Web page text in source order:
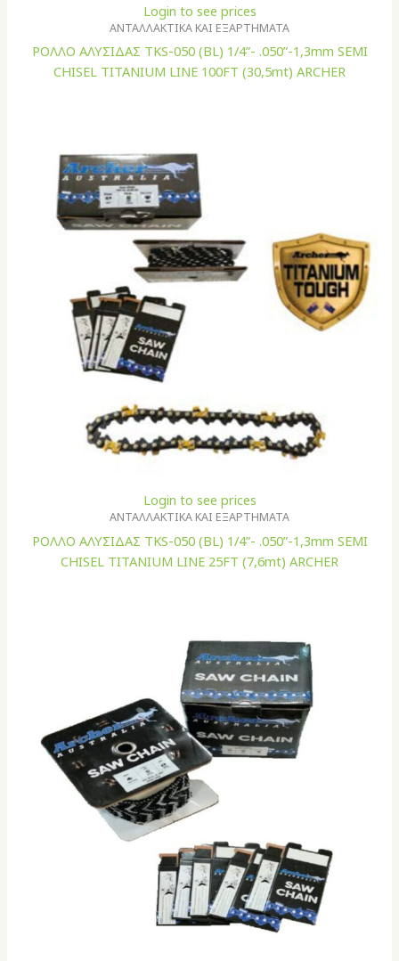
Login to see prices
ΑΝΤΑΛΛΑΚΤΙΚΑ ΚΑΙ ΕΞΑΡΤΗΜΑΤΑ
ΡΟΛΛΟ ΑΛΥΣΙΔΑΣ TKS-050 (BL) 1/4”- .050”-1,3mm SEMI
CHISEL TITANIUM LINE 100FT (30,5mt) ARCHER
Login to see prices
ΑΝΤΑΛΛΑΚΤΙΚΑ ΚΑΙ ΕΞΑΡΤΗΜΑΤΑ
ΡΟΛΛΟ ΑΛΥΣΙΔΑΣ TKS-050 (BL) 1/4”- .050”-1,3mm SEMI
CHISEL TITANIUM LINE 25FT (7,6mt) ARCHER